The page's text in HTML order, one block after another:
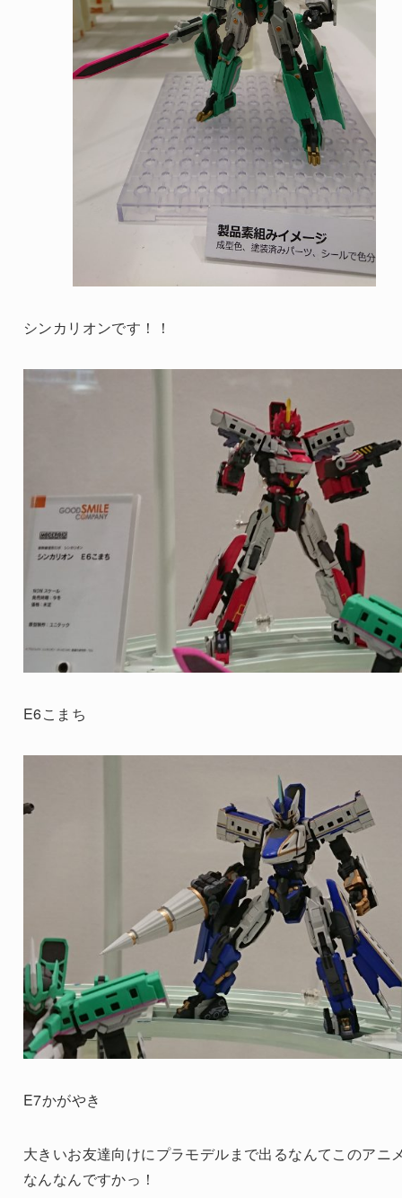
シンカリオンです！！
E6こまち
E7かがやき
大きいお友達向けにプラモデルまで出るなんてこのアニ
なんなんですかっ！